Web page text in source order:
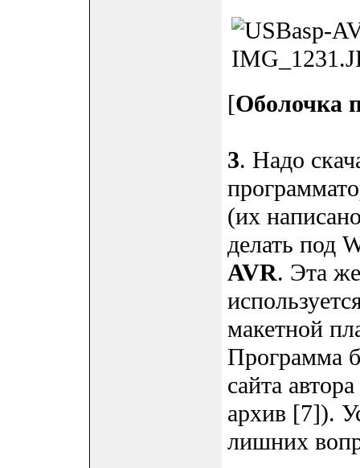
[Оболочка
3. Надо
(их
делать под
AVR. Эта
макетной
Программа
сайта
архив [7]).
лишних